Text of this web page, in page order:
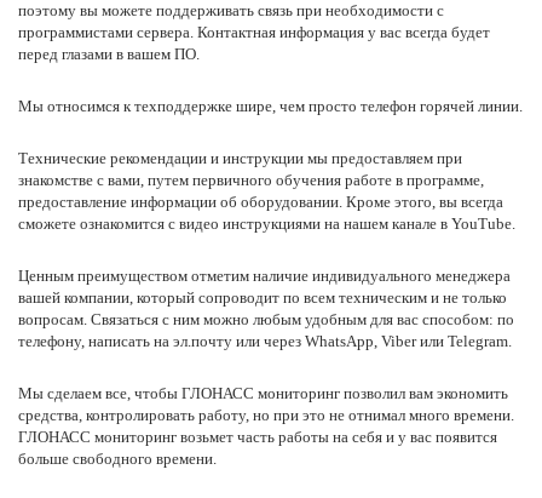
поэтому вы можете поддерживать связь при необходимости с
программистами сервера. Контактная информация у вас всегда будет
перед глазами в вашем ПО.
Мы относимся к техподдержке шире, чем просто телефон горячей линии.
Технические рекомендации и инструкции мы предоставляем при
знакомстве с вами, путем первичного обучения работе в программе,
предоставление информации об оборудовании. Кроме этого, вы всегда
сможете ознакомится с видео инструкциями на нашем канале в YouTube.
Ценным преимуществом отметим наличие индивидуального менеджера
вашей компании, который сопроводит по всем техническим и не только
вопросам. Связаться с ним можно любым удобным для вас способом: по
телефону, написать на эл.почту или через WhatsApp, Viber или Telegram.
Мы сделаем все, чтобы ГЛОНАСС мониторинг позволил вам экономить
средства, контролировать работу, но при это не отнимал много времени.
ГЛОНАСС мониторинг возьмет часть работы на себя и у вас появится
больше свободного времени.